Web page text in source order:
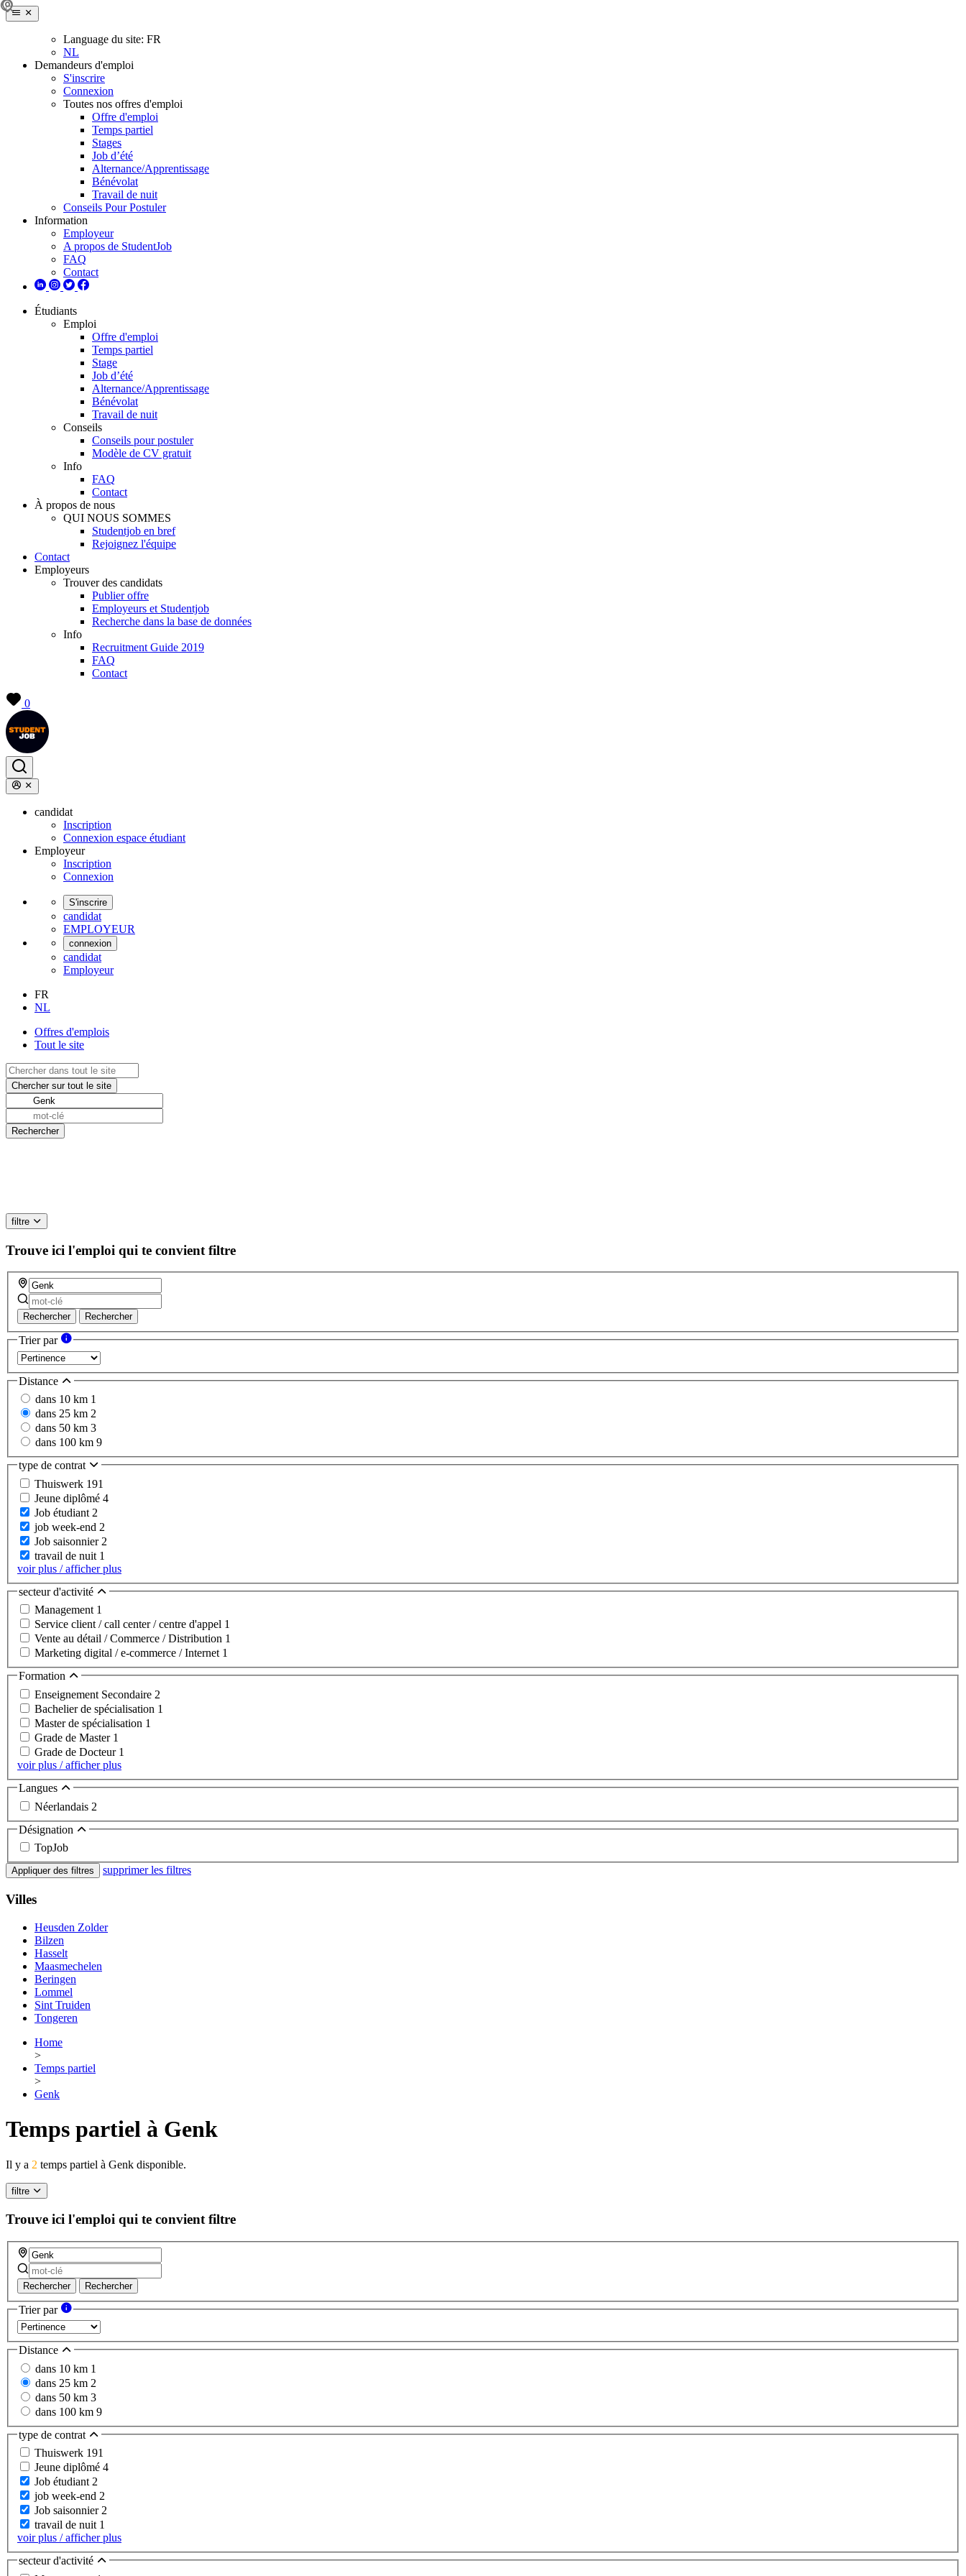
Language du site: FR
NL
Demandeurs d'emploi
S'inscrire
Connexion
Toutes nos offres d'emploi
Offre d'emploi
Temps partiel
Stages
Job d’été
Alternance/Apprentissage
Bénévolat
Travail de nuit
Conseils Pour Postuler
Information
Employeur
A propos de StudentJob
FAQ
Contact
Étudiants
Emploi
Offre d'emploi
Temps partiel
Stage
Job d’été
Alternance/Apprentissage
Bénévolat
Travail de nuit
Conseils
Conseils pour postuler
Modèle de CV gratuit
Info
FAQ
Contact
À propos de nous
QUI NOUS SOMMES
Studentjob en bref
Rejoignez l'équipe
Contact
Employeurs
Trouver des candidats
Publier offre
Employeurs et Studentjob
Recherche dans la base de données
Info
Recruitment Guide 2019
FAQ
Contact
0
candidat
Inscription
Connexion espace étudiant
Employeur
Inscription
Connexion
S'inscrire
candidat
EMPLOYEUR
connexion
candidat
Employeur
FR
NL
Offres d'emplois
Tout le site
filtre
Trouve ici l'emploi qui te convient filtre
Rechercher Rechercher
Trier par
Distance
dans 10 km 1
dans 25 km 2
dans 50 km 3
dans 100 km 9
type de contrat
Thuiswerk 191
Jeune diplômé 4
Job étudiant 2
job week-end 2
Job saisonnier 2
travail de nuit 1
voir plus / afficher plus
secteur d'activité
Management 1
Service client / call center / centre d'appel 1
Vente au détail / Commerce / Distribution 1
Marketing digital / e-commerce / Internet 1
Formation
Enseignement Secondaire 2
Bachelier de spécialisation 1
Master de spécialisation 1
Grade de Master 1
Grade de Docteur 1
voir plus / afficher plus
Langues
Néerlandais 2
Désignation
TopJob
Appliquer des filtres supprimer les filtres
Villes
Heusden Zolder
Bilzen
Hasselt
Maasmechelen
Beringen
Lommel
Sint Truiden
Tongeren
Home
>
Temps partiel
>
Genk
Temps partiel à Genk
Il y a 2 temps partiel à Genk disponible.
filtre
Trouve ici l'emploi qui te convient filtre
Rechercher Rechercher
Trier par
Distance
dans 10 km 1
dans 25 km 2
dans 50 km 3
dans 100 km 9
type de contrat
Thuiswerk 191
Jeune diplômé 4
Job étudiant 2
job week-end 2
Job saisonnier 2
travail de nuit 1
voir plus / afficher plus
secteur d'activité